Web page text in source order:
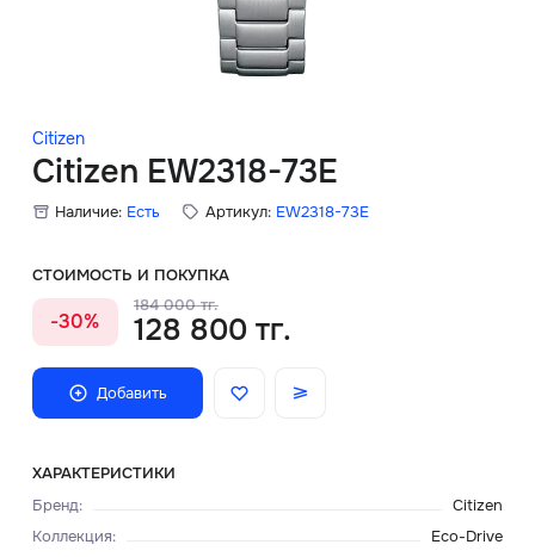
Citizen
Citizen EW2318-73E
Наличие: Есть Артикул: EW2318-73E
СТОИМОСТЬ И ПОКУПКА
-30%
184 000 тг.
128 800 тг.
Добавить
ХАРАКТЕРИСТИКИ
Бренд:
Citizen
Коллекция:
Eco-Drive
Женские часы
Скидки
Главная
О нас
Доставка и оплата
Блог